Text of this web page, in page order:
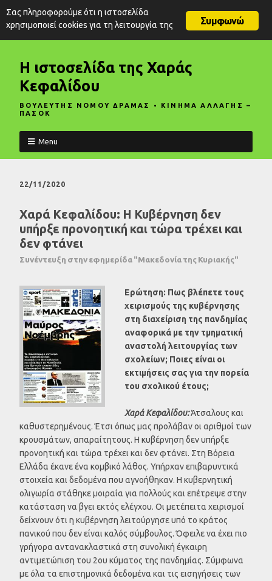
Η ιστοσελίδα της Χαράς
Κεφαλίδου
ΒΟΥΛΕΥΤΗΣ ΝΟΜΟΥ ΔΡΑΜΑΣ • ΚΙΝΗΜΑ ΑΛΛΑΓΗΣ –
ΠΑΣΟΚ
Menu
22/11/2020
Χαρά Κεφαλίδου: Η Κυβέρνηση δεν
υπήρξε προνοητική και τώρα τρέχει και
δεν φτάνει
Συνέντευξη στην εφημερίδα "Μακεδονία της Κυριακής"
Ερώτηση: Πως βλέπετε τους
χειρισμούς της κυβέρνησης
στη διαχείριση της πανδημίας
αναφορικά με την τμηματική
αναστολή λειτουργίας των
σχολείων; Ποιες είναι οι
εκτιμήσεις σας για την πορεία
του σχολικού έτους;
Χαρά Κεφαλίδου:Άτσαλους και
καθυστερημένους. Έτσι όπως μας προλάβαν οι αριθμοί των
κρουσμάτων, απαραίτητους. Η κυβέρνηση δεν υπήρξε
προνοητική και τώρα τρέχει και δεν φτάνει. Στη Βόρεια
Ελλάδα έκανε ένα κομβικό λάθος. Υπήρχαν επιβαρυντικά
στοιχεία και δεδομένα που αγνοήθηκαν. Η κυβερνητική
ολιγωρία στάθηκε μοιραία για πολλούς και επέτρεψε στην
κατάσταση να βγει εκτός ελέγχου. Οι μετέπειτα χειρισμοί
δείχνουν ότι η κυβέρνηση λειτούργησε υπό το κράτος
πανικού που δεν είναι καλός σύμβουλος. Όφειλε να έχει πιο
γρήγορα αντανακλαστικά στη συνολική έγκαιρη
αντιμετώπιση του 2ου κύματος της πανδημίας. Σύμφωνα
με όλα τα επιστημονικά δεδομένα και τις εισηγήσεις των
Συμφωνώ
Σας πληροφορούμε ότι η ιστοσελίδα
χρησιμοποιεί cookies για τη λειτουργία της